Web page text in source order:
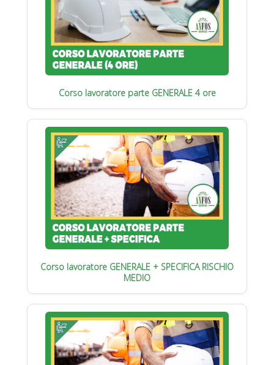
Corso lavoratore parte GENERALE 4 ore
Corso lavoratore GENERALE + SPECIFICA RISCHIO
MEDIO